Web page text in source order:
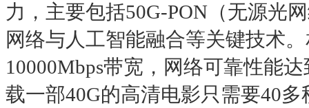
力，主要包括50G-PON（无源光
网络与人工智能融合等关键技术
10000Mbps带宽，网络可靠性能
载一部40G的高清电影只需要40